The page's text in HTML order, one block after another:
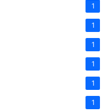
1
1
1
1
1
1